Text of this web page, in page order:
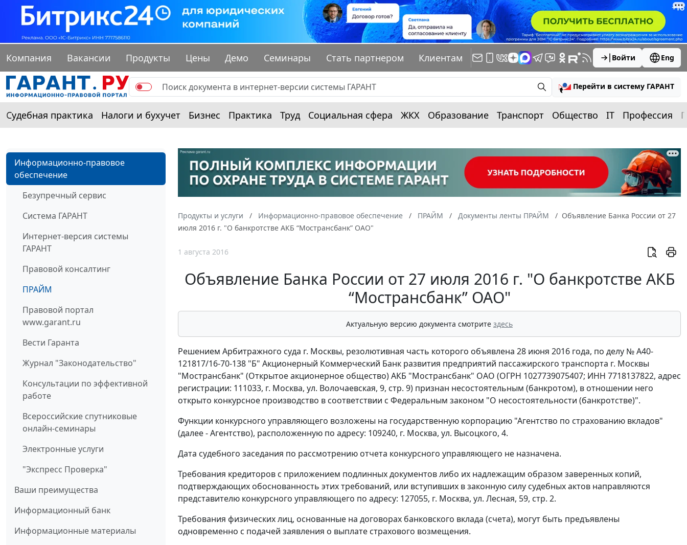
Компания Вакансии Продукты Цены Демо Семинары Стать партнером Клиентам Войти Eng
Перейти в систему ГАРАНТ
Судебная практика Налоги и бухучет Бизнес Практика Труд Социальная сфера ЖКХ Образование Транспорт Общество IT Профессия
Информационно-правовое
обеспечение
Безупречный сервис
Система ГАРАНТ
Интернет-версия системы
ГАРАНТ
Правовой консалтинг
ПРАЙМ
Правовой портал
www.garant.ru
Вести Гаранта
Журнал "Законодательство"
Консультации по эффективной
работе
Всероссийские спутниковые
онлайн-семинары
Электронные услуги
"Экспресс Проверка"
Ваши преимущества
Информационный банк
Информационные материалы
Продукты и услуги Информационно-правовое обеспечение ПРАЙМ Документы ленты ПРАЙМ
Объявление Банка России от 27
июля 2016 г. "О банкротстве АКБ “Мострансбанк” ОАО"
1 августа 2016
Объявление Банка России от 27 июля 2016 г. "О банкротстве АКБ
“Мострансбанк” ОАО"
Актуальную версию документа смотрите здесь
Решением Арбитражного суда г. Москвы, резолютивная часть которого объявлена 28 июня 2016 года, по делу № А40-
121817/16-70-138 "Б" Акционерный Коммерческий Банк развития предприятий пассажирского транспорта г. Москвы
"Мострансбанк" (Открытое акционерное общество) АКБ "Мострансбанк" ОАО (ОГРН 1027739075407; ИНН 7718137822, адрес
регистрации: 111033, г. Москва, ул. Волочаевская, 9, стр. 9) признан несостоятельным (банкротом), в отношении него
открыто конкурсное производство в соответствии с Федеральным законом "О несостоятельности (банкротстве)".
Функции конкурсного управляющего возложены на государственную корпорацию "Агентство по страхованию вкладов"
(далее - Агентство), расположенную по адресу: 109240, г. Москва, ул. Высоцкого, 4.
Дата судебного заседания по рассмотрению отчета конкурсного управляющего не назначена.
Требования кредиторов с приложением подлинных документов либо их надлежащим образом заверенных копий,
подтверждающих обоснованность этих требований, или вступивших в законную силу судебных актов направляются
представителю конкурсного управляющего по адресу: 127055, г. Москва, ул. Лесная, 59, стр. 2.
Требования физических лиц, основанные на договорах банковского вклада (счета), могут быть предъявлены
одновременно с подачей заявления о выплате страхового возмещения.